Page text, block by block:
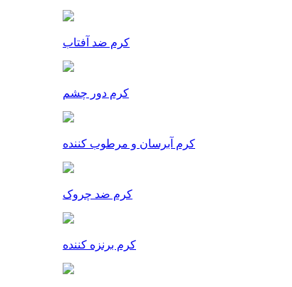
کرم ضد آفتاب
کرم دور چشم
کرم آبرسان و مرطوب کننده
کرم ضد چروک
کرم برنزه کننده